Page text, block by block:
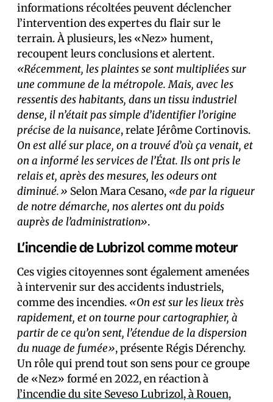
informations récoltées peuvent déclencher
l’intervention des expert·es du flair sur le
terrain. À plusieurs, les «Nez» hument,
recoupent leurs conclusions et alertent.
«Récemment, les plaintes se sont multipliées sur
une commune de la métropole. Mais, avec les
ressentis des habitants, dans un tissu industriel
dense, il n’était pas simple d’identifier l’origine
précise de la nuisance, relate Jérôme Cortinovis.
On est allé sur place, on a trouvé d’où ça venait, et
on a informé les services de l’État. Ils ont pris le
relais et, après des mesures, les odeurs ont
diminué.» Selon Mara Cesano, «de par la rigueur
de notre démarche, nos alertes ont du poids
auprès de l’administration».
L’incendie de Lubrizol comme moteur
Ces vigies citoyennes sont également amenées
à intervenir sur des accidents industriels,
comme des incendies. «On est sur les lieux très
rapidement, et on tourne pour cartographier, à
partir de ce qu’on sent, l’étendue de la dispersion
du nuage de fumée», présente Régis Dérenchy.
Un rôle qui prend tout son sens pour ce groupe
de «Nez» formé en 2022, en réaction à
l’incendie du site Seveso Lubrizol, à Rouen,